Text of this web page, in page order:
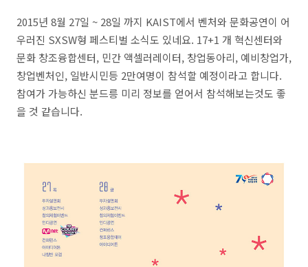
2015년 8월 27일 ~ 28일 까지 KAIST에서 벤처와 문화공연이 어
우러진 SXSW형 페스티벌 소식도 있네요. 17+1 개 혁신센터와
문화 창조융합센터, 민간 액셀러레이터, 창업동아리, 예비창업가,
창업벤처인, 일반시민등 2만여명이 참석할 예정이라고 합니다.
참여가 가능하신 분드릉 미리 정보를 얻어서 참석해보는것도 좋
을 것 같습니다.